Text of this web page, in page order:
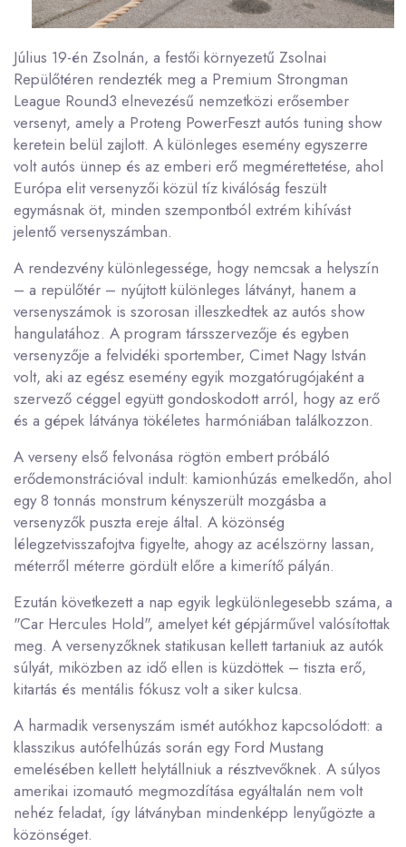
Július 19-én Zsolnán, a festői környezetű Zsolnai
Repülőtéren rendezték meg a Premium Strongman
League Round3 elnevezésű nemzetközi erősember
versenyt, amely a Proteng PowerFeszt autós tuning show
keretein belül zajlott. A különleges esemény egyszerre
volt autós ünnep és az emberi erő megmérettetése, ahol
Európa elit versenyzői közül tíz kiválóság feszült
egymásnak öt, minden szempontból extrém kihívást
jelentő versenyszámban.
A rendezvény különlegessége, hogy nemcsak a helyszín
– a repülőtér – nyújtott különleges látványt, hanem a
versenyszámok is szorosan illeszkedtek az autós show
hangulatához. A program társszervezője és egyben
versenyzője a felvidéki sportember, Cimet Nagy István
volt, aki az egész esemény egyik mozgatórugójaként a
szervező céggel együtt gondoskodott arról, hogy az erő
és a gépek látványa tökéletes harmóniában találkozzon.
A verseny első felvonása rögtön embert próbáló
erődemonstrációval indult: kamionhúzás emelkedőn, ahol
egy 8 tonnás monstrum kényszerült mozgásba a
versenyzők puszta ereje által. A közönség
lélegzetvisszafojtva figyelte, ahogy az acélszörny lassan,
méterről méterre gördült előre a kimerítő pályán.
Ezután következett a nap egyik legkülönlegesebb száma, a
"Car Hercules Hold", amelyet két gépjárművel valósítottak
meg. A versenyzőknek statikusan kellett tartaniuk az autók
súlyát, miközben az idő ellen is küzdöttek – tiszta erő,
kitartás és mentális fókusz volt a siker kulcsa.
A harmadik versenyszám ismét autókhoz kapcsolódott: a
klasszikus autófelhúzás során egy Ford Mustang
emelésében kellett helytállniuk a résztvevőknek. A súlyos
amerikai izomautó megmozdítása egyáltalán nem volt
nehéz feladat, így látványban mindenképp lenyűgözte a
közönséget.